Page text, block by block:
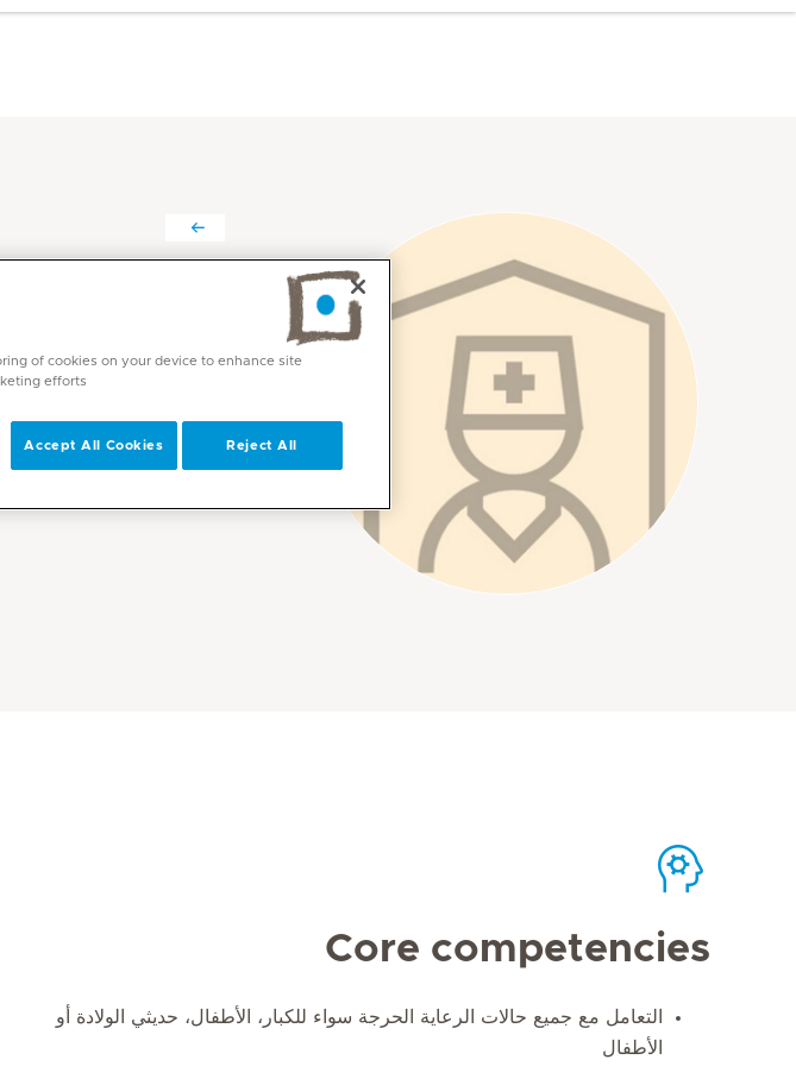
طب الطوارئ
اللغات
العربية، الإنجليزية
Core competencies
التعامل مع جميع حالات الرعاية الحرجة سواء للكبار، الأطفال، حديثي الولادة أو
الأطفال
of cookies on your device to enhance site
efforts.
Reject All
Accept All Cookies